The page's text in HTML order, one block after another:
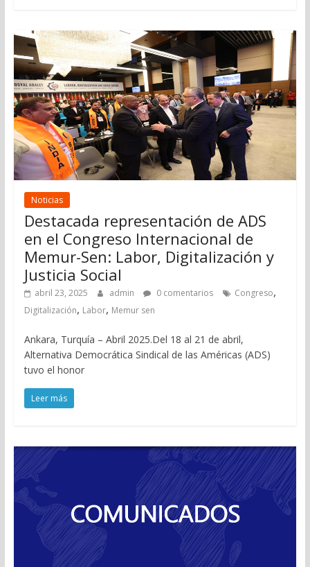
Noticias
Destacada representación de ADS
en el Congreso Internacional de
Memur-Sen: Labor, Digitalización y
Justicia Social
abril 23, 2025 admin 0 comentarios Congreso,
Digitalización, Labor, Memur sen
Ankara, Turquía – Abril 2025.Del 18 al 21 de abril,
Alternativa Democrática Sindical de las Américas (ADS)
tuvo el honor
Leer más